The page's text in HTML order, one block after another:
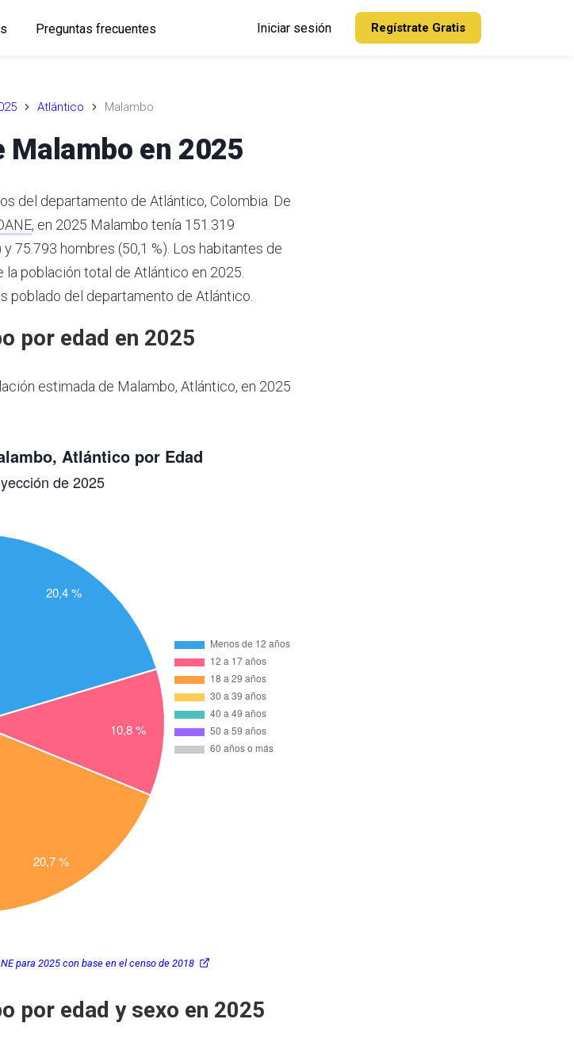
Preguntas frecuentes Iniciar sesión Regístrate Gratis
Atlántico Malambo
Malambo en 2025
del departamento de Atlántico, Colombia. De
, en 2025 Malambo tenía 151.319
75.793 hombres (50,1 %). Los habitantes de
la población total de Atlántico en 2025.
poblado del departamento de Atlántico.
por edad en 2025
estimada de Malambo, Atlántico, en 2025
para 2025 con base en el censo de 2018
por edad y sexo en 2025